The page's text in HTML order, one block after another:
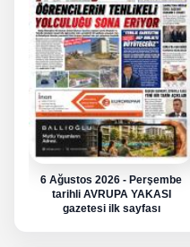
6 Ağustos 2026 - Perşembe
tarihli AVRUPA YAKASI
gazetesi ilk sayfası